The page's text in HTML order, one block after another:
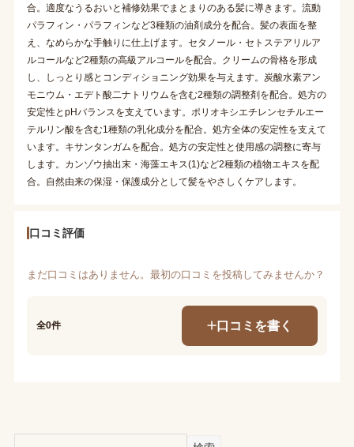
合。適度なうるおいと補修効果でまとまりのある髪に導きます。流動
パラフィン・パラフィンなど3種類の油剤成分を配合。髪の表面を整
え、なめらかな手触りに仕上げます。セタノール・セトステアリルア
ルコールなど2種類の高級アルコールを配合。クリームの骨格を形成
し、しっとり感とコンディショニング効果を与えます。炭酸水素アン
モニウム・エデト酸二ナトリウムを含む2種類の調整剤を配合。処方の
安定性とpHバランスを支えています。ポリオキシエチレンセチルエー
テルリン酸を含む1種類の乳化成分を配合。処方全体の安定性を支えて
います。キサンタンガムを配合。処方の安定性と使用感の調整に寄与
します。カンゾウ抽出末・海藻エキス(1)など2種類の植物エキスを配
合。自然由来の保湿・保護成分として髪をやさしくケアします。
口コミ評価
まだ口コミはありません。最初の口コミを投稿してみませんか？
全0件 口コミを書く